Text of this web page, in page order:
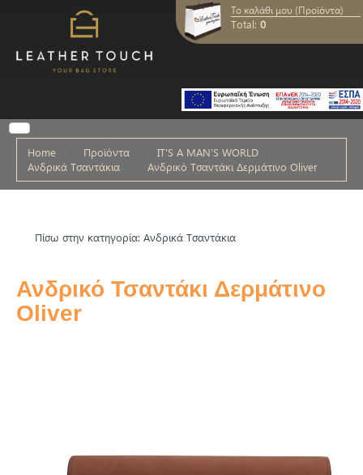
Το καλάθι μου (Προϊόντα)
Total: 0
Home Προϊόντα
IT'S A MAN'S WORLD
Ανδρικά Τσαντάκια
Ανδρικό Τσαντάκι Δερμάτινο Oliver
Πίσω στην κατηγορία: Ανδρικά Τσαντάκια
Ανδρικό Τσαντάκι Δερμάτινο
Oliver